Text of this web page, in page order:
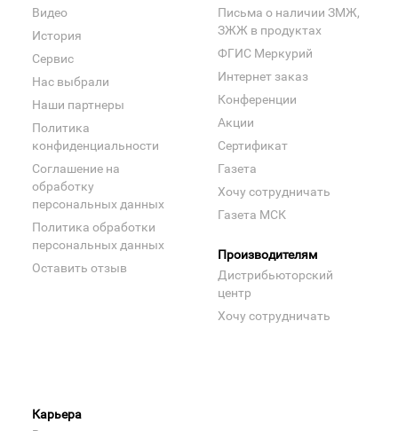
Видео
История
Сервис
Нас выбрали
Наши партнеры
Политика
конфиденциальности
Соглашение на
обработку
персональных данных
Политика обработки
персональных данных
Оставить отзыв
Письма о наличии ЗМЖ,
ЗЖЖ в продуктах
ФГИС Меркурий
Интернет заказ
Конференции
Акции
Сертификат
Газета
Хочу сотрудничать
Газета МСК
Производителям
Дистрибьюторский
центр
Хочу сотрудничать
Карьера